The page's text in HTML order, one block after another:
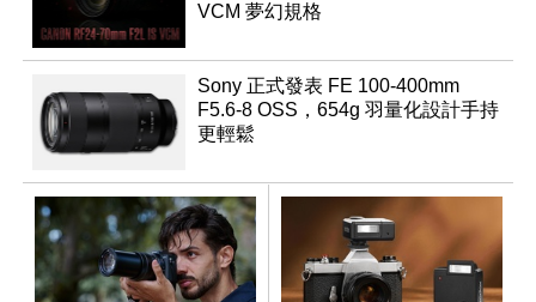
VCM 夢幻規格
Sony 正式發表 FE 100-400mm
F5.6-8 OSS，654g 羽量化設計手持
更輕鬆